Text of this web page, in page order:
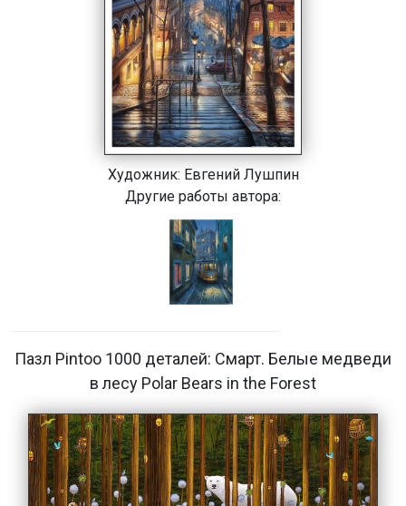
Художник: Евгений Лушпин
Другие работы автора:
Пазл Pintoo 1000 деталей: Смарт. Белые медведи
в лесу Polar Bears in the Forest